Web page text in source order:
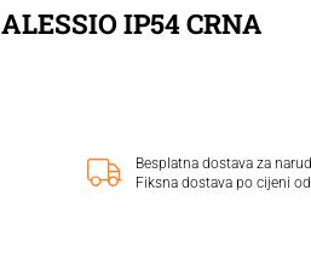
IP54 CRNA
Besplatna dostava za
Fiksna dostava po cijeni